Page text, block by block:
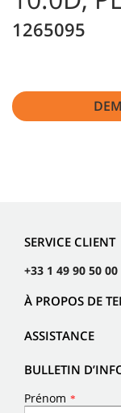
1265095
SERVICE CLIENT
+33 1 49 90 50 00
À PROPOS DE
ASSISTANCE
BULLETIN